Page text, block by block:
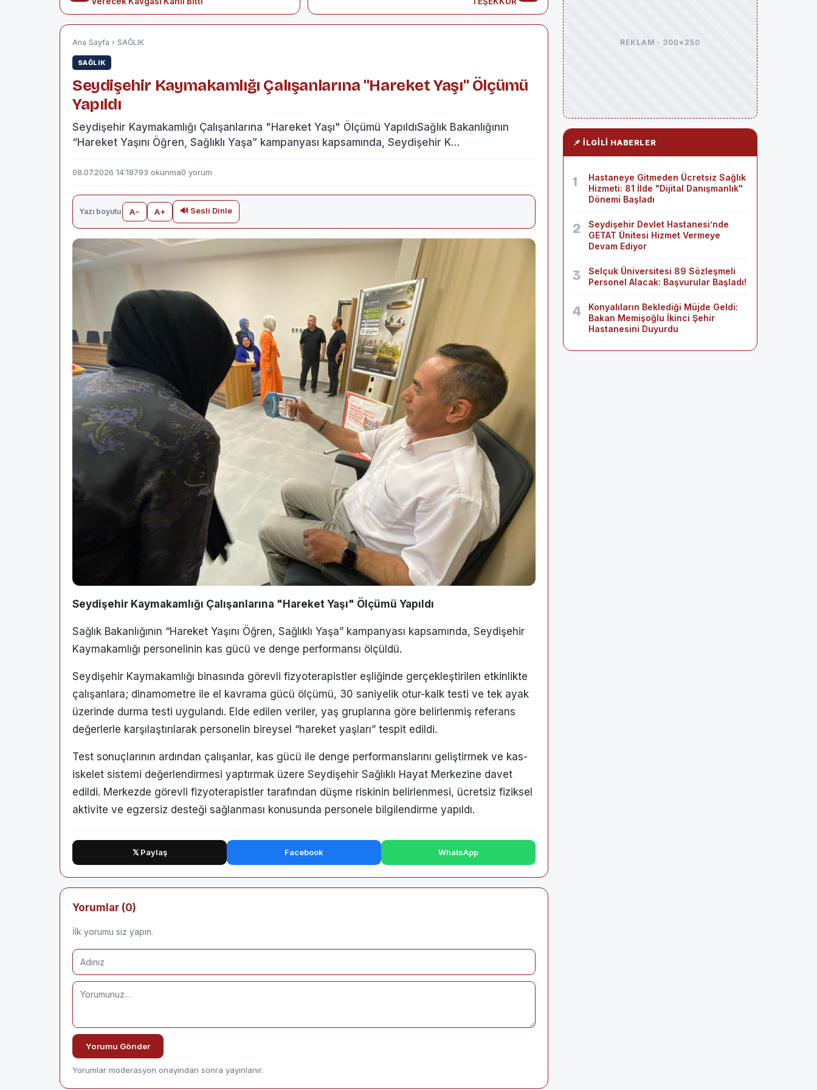
Ana Sayfa › SAĞLIK
SAĞLIK
Seydişehir Kaymakamlığı Çalışanlarına "Hareket Yaşı" Ölçümü
Yapıldı
Seydişehir Kaymakamlığı Çalışanlarına "Hareket Yaşı" Ölçümü YapıldıSağlık Bakanlığının
“Hareket Yaşını Öğren, Sağlıklı Yaşa” kampanyası kapsamında, Seydişehir K…
08.07.2026 14:18793 okunma0 yorum
Yazı boyutu A− A+ 🔊 Sesli Dinle
Seydişehir Kaymakamlığı Çalışanlarına "Hareket Yaşı" Ölçümü Yapıldı
Sağlık Bakanlığının “Hareket Yaşını Öğren, Sağlıklı Yaşa” kampanyası kapsamında, Seydişehir
Kaymakamlığı personelinin kas gücü ve denge performansı ölçüldü.
Seydişehir Kaymakamlığı binasında görevli fizyoterapistler eşliğinde gerçekleştirilen etkinlikte
çalışanlara; dinamometre ile el kavrama gücü ölçümü, 30 saniyelik otur-kalk testi ve tek ayak
üzerinde durma testi uygulandı. Elde edilen veriler, yaş gruplarına göre belirlenmiş referans
değerlerle karşılaştırılarak personelin bireysel “hareket yaşları” tespit edildi.
Test sonuçlarının ardından çalışanlar, kas gücü ile denge performanslarını geliştirmek ve kas-
iskelet sistemi değerlendirmesi yaptırmak üzere Seydişehir Sağlıklı Hayat Merkezine davet
edildi. Merkezde görevli fizyoterapistler tarafından düşme riskinin belirlenmesi, ücretsiz fiziksel
aktivite ve egzersiz desteği sağlanması konusunda personele bilgilendirme yapıldı.
𝕏 Paylaş Facebook WhatsApp
Yorumlar (0)
İlk yorumu siz yapın.
Yorumu Gönder
Yorumlar moderasyon onayından sonra yayınlanır.
REKLAM · 300×250
📌 İLGILI HABERLER
1
Hastaneye Gitmeden Ücretsiz Sağlık
Hizmeti: 81 İlde "Dijital Danışmanlık"
Dönemi Başladı
2
Seydişehir Devlet Hastanesi’nde
GETAT Ünitesi Hizmet Vermeye
Devam Ediyor
3
Selçuk Üniversitesi 89 Sözleşmeli
Personel Alacak: Başvurular Başladı!
4
Konyalıların Beklediği Müjde Geldi:
Bakan Memişoğlu İkinci Şehir
Hastanesini Duyurdu